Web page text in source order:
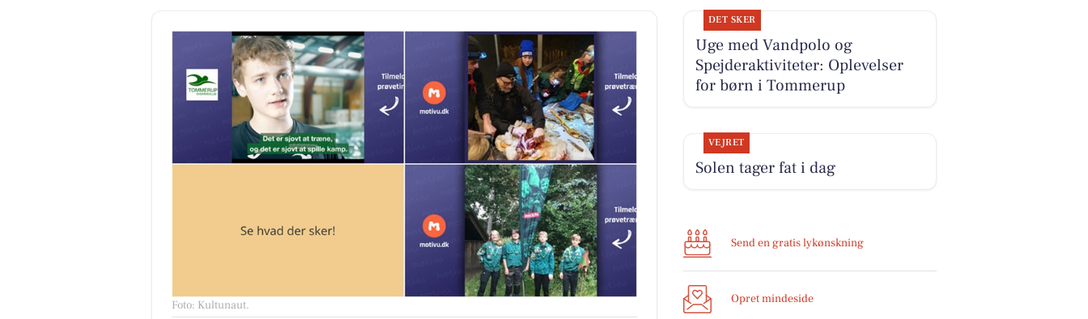
Foto: Kultunaut.
DET SKER
Uge med Vandpolo og
Spejderaktiviteter: Oplevelser
for børn i Tommerup
VEJRET
Solen tager fat i dag
Send en gratis lykønskning
Opret mindeside